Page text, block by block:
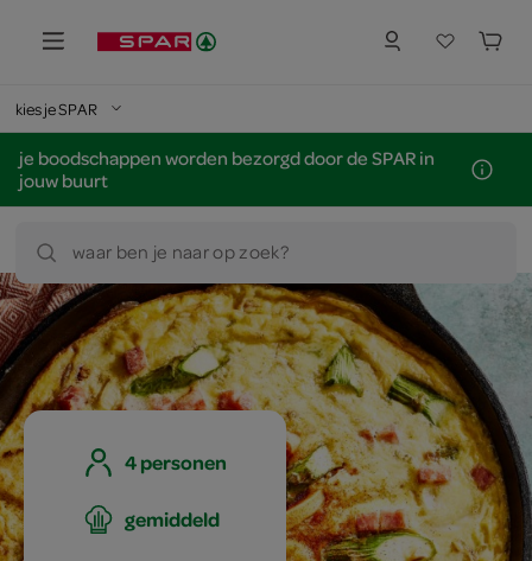
kies je SPAR
je boodschappen worden bezorgd door de SPAR in
jouw buurt
waar ben je naar op zoek?
4 personen
gemiddeld